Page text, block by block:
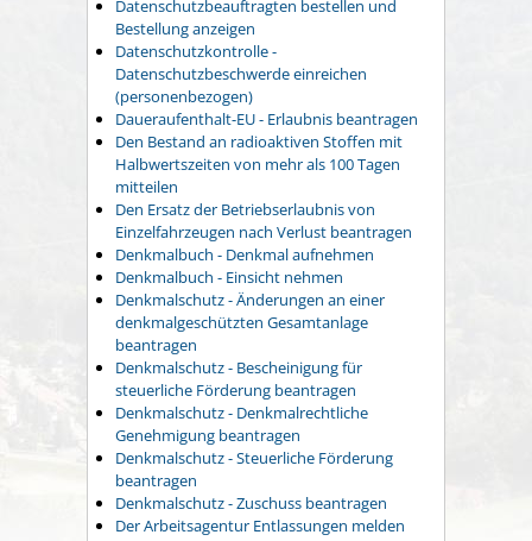
Datenschutzbeauftragten bestellen und
Bestellung anzeigen
Datenschutzkontrolle -
Datenschutzbeschwerde einreichen
(personenbezogen)
Daueraufenthalt-EU - Erlaubnis beantragen
Den Bestand an radioaktiven Stoffen mit
Halbwertszeiten von mehr als 100 Tagen
mitteilen
Den Ersatz der Betriebserlaubnis von
Einzelfahrzeugen nach Verlust beantragen
Denkmalbuch - Denkmal aufnehmen
Denkmalbuch - Einsicht nehmen
Denkmalschutz - Änderungen an einer
denkmalgeschützten Gesamtanlage
beantragen
Denkmalschutz - Bescheinigung für
steuerliche Förderung beantragen
Denkmalschutz - Denkmalrechtliche
Genehmigung beantragen
Denkmalschutz - Steuerliche Förderung
beantragen
Denkmalschutz - Zuschuss beantragen
Der Arbeitsagentur Entlassungen melden